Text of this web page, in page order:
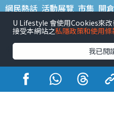
網民熱話 活動展覽 市集 開倉
銅鑼灣好去處 元朗好去處 荃
餐廳情報 戶外郊遊
熱門標籤
#UGO搵好去處 #人氣活動推
#親子玩樂好去處
#UJetso禮物放送
U Lifestyle 會使用Cookies來
接受本網站之私隱政策和使用條
我已閱